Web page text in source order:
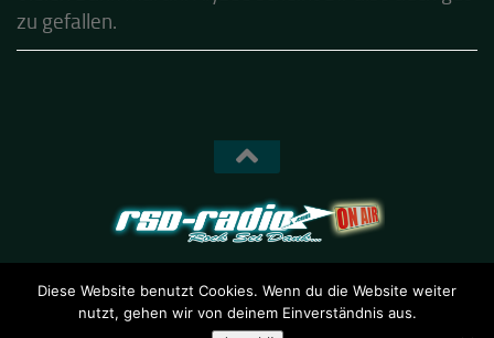
DIRK SAGT:
Vielen Dank Martin. Alyzee scheint Dir also auch gut
Diese Website benutzt Cookies. Wenn du die Website weiter
nutzt, gehen wir von deinem Einverständnis aus.